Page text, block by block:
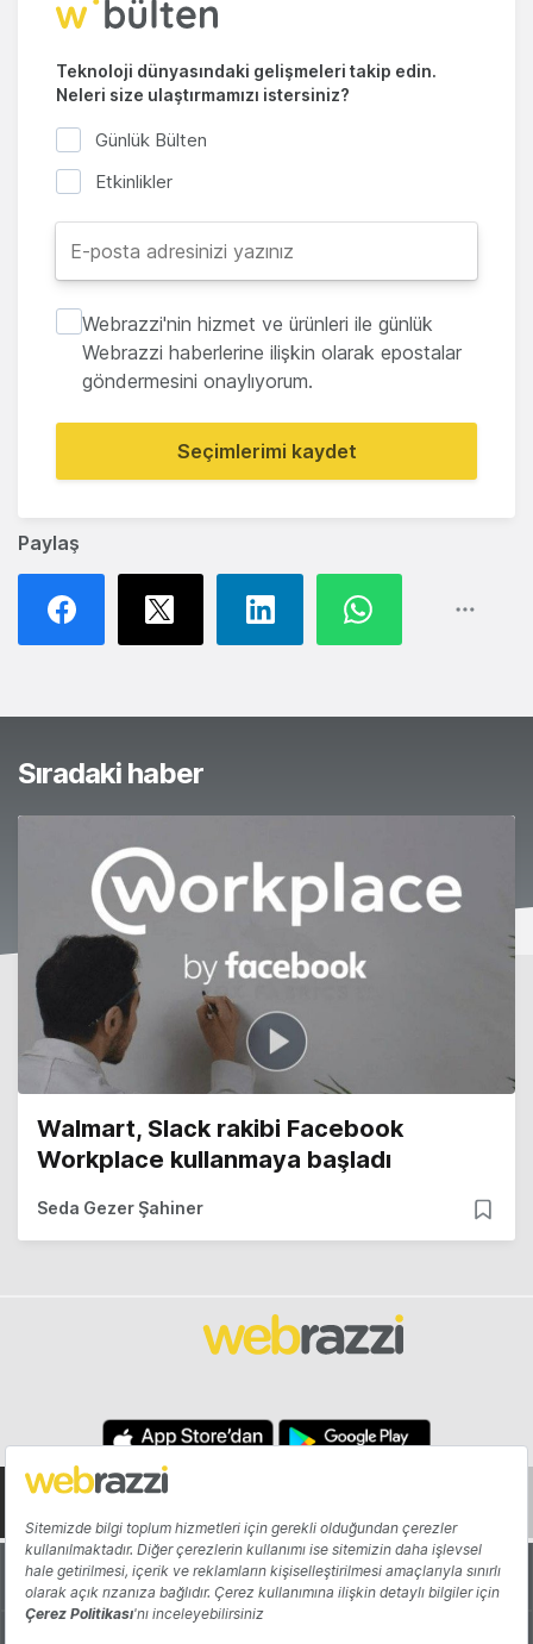
Paylaş
Teknoloji dünyasındaki gelişmeleri takip edin.
Neleri size ulaştırmamızı istersiniz?
Günlük Bülten
Etkinlikler
Webrazzi'nin hizmet ve ürünleri ile günlük
Webrazzi haberlerine ilişkin olarak epostalar
göndermesini onaylıyorum.
Seçimlerimi kaydet
Sıradaki haber
Walmart, Slack rakibi Facebook
Workplace kullanmaya başladı
Seda Gezer Şahiner
Hakkında Yazarlar